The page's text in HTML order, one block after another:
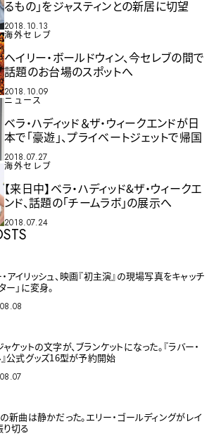
るもの」をジャスティンとの新居に切望
2018.10.13
海外セレブ
ヘイリー・ボールドウィン、今セレブの間で
話題のお台場のスポットへ
2018.10.09
ニュース
ベラ・ハディッド＆ザ・ウィークエンドが日
本で「豪遊」、プライベートジェットで帰国
2018.07.27
海外セレブ
【来日中】ベラ・ハディッド&ザ・ウィークエ
ンド、話題の「チームラボ」の展示へ
2018.07.24
アイリッシュ、映画『初主演』の現場写真をキャッチ
ー」に変身。
ケットの文字が、ブランケットになった。『ラバー・
公式グッズ16型が予約開始
新曲は静かだった。エリー・ゴールディングがレイ
切る